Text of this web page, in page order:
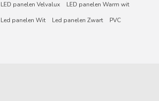
LED panelen Velvalux
LED panelen Warm wit
Led panelen Wit
Led panelen Zwart PVC